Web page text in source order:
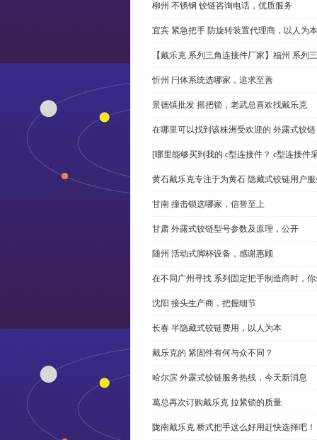
柳州 不锈钢 铰链咨询电话，优质服务
宜宾 紧急把手 防旋转装置代理商，以人为本
【戴乐克 系列三角连接件厂家】福州 系列
忻州 闩体系统选哪家，追求至善
景德镇批发 摇把锁，老武总喜欢找戴乐克
在哪里可以找到该株洲受欢迎的 外露式铰
[哪里能够买到我的 c型连接件？ c型连接件
黄石戴乐克专注于为黄石 隐藏式铰链用户
甘南 撞击锁选哪家，信誉至上
甘肃 外露式铰链型号参数及原理，公开
随州 活动式脚杯设备，感谢惠顾
在不同广州寻找 系列固定把手制造商时，
沈阳 接头生产商，把握细节
长春 半隐藏式铰链费用，以人为本
戴乐克的 紧固件有何与众不同？
哈尔滨 外露式铰链服务热线，今天新消息
葛总再次订购戴乐克 拉紧锁的质量
陇南戴乐克 桥式把手这么好用赶快选择吧！